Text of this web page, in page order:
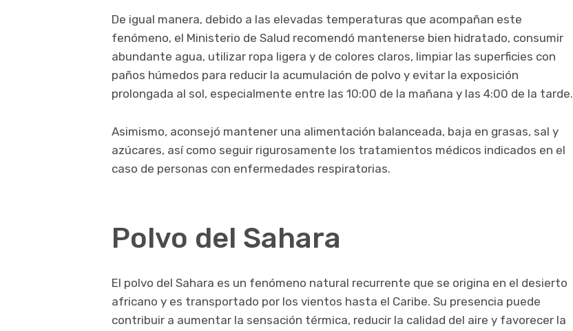
De igual manera, debido a las elevadas temperaturas que acompañan este
fenómeno, el Ministerio de Salud recomendó mantenerse bien hidratado, consumir
abundante agua, utilizar ropa ligera y de colores claros, limpiar las superficies con
paños húmedos para reducir la acumulación de polvo y evitar la exposición
prolongada al sol, especialmente entre las 10:00 de la mañana y las 4:00 de la tarde.
Asimismo, aconsejó mantener una alimentación balanceada, baja en grasas, sal y
azúcares, así como seguir rigurosamente los tratamientos médicos indicados en el
caso de personas con enfermedades respiratorias.
Polvo del Sahara
El polvo del Sahara es un fenómeno natural recurrente que se origina en el desierto
africano y es transportado por los vientos hasta el Caribe. Su presencia puede
contribuir a aumentar la sensación térmica, reducir la calidad del aire y favorecer la